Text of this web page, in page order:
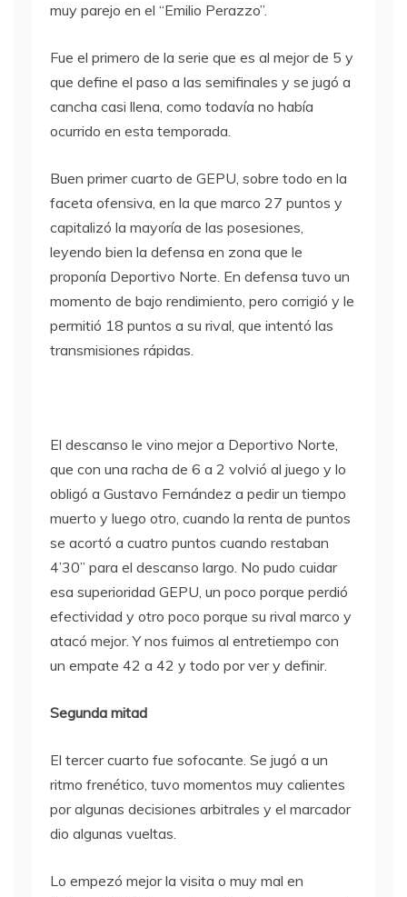
muy parejo en el “Emilio Perazzo”.
Fue el primero de la serie que es al mejor de 5 y
que define el paso a las semifinales y se jugó a
cancha casi llena, como todavía no había
ocurrido en esta temporada.
Buen primer cuarto de GEPU, sobre todo en la
faceta ofensiva, en la que marco 27 puntos y
capitalizó la mayoría de las posesiones,
leyendo bien la defensa en zona que le
proponía Deportivo Norte. En defensa tuvo un
momento de bajo rendimiento, pero corrigió y le
permitió 18 puntos a su rival, que intentó las
transmisiones rápidas.
El descanso le vino mejor a Deportivo Norte,
que con una racha de 6 a 2 volvió al juego y lo
obligó a Gustavo Fernández a pedir un tiempo
muerto y luego otro, cuando la renta de puntos
se acortó a cuatro puntos cuando restaban
4’30” para el descanso largo. No pudo cuidar
esa superioridad GEPU, un poco porque perdió
efectividad y otro poco porque su rival marco y
atacó mejor. Y nos fuimos al entretiempo con
un empate 42 a 42 y todo por ver y definir.
Segunda mitad
El tercer cuarto fue sofocante. Se jugó a un
ritmo frenético, tuvo momentos muy calientes
por algunas decisiones arbitrales y el marcador
dio algunas vueltas.
Lo empezó mejor la visita o muy mal en